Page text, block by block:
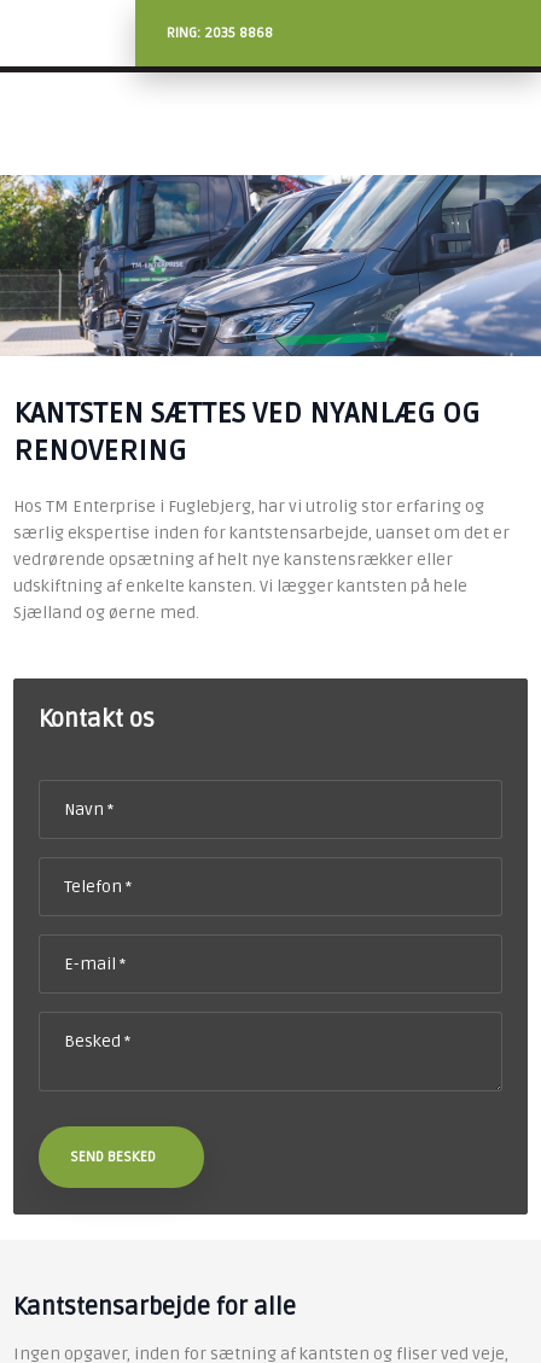
RING: 2035 8868
KANTSTEN SÆTTES VED NYANLÆG OG
RENOVERING
Hos TM Enterprise i Fuglebjerg, har vi utrolig stor erfaring og
særlig ekspertise inden for kantstensarbejde, uanset om det er
vedrørende opsætning af helt nye kanstensrækker eller
udskiftning af enkelte kansten. Vi lægger kantsten på hele
Sjælland og øerne med.
Kontakt os​
Kantstensarbejde for alle
Ingen opgaver, inden for sætning af kantsten og fliser ved veje,